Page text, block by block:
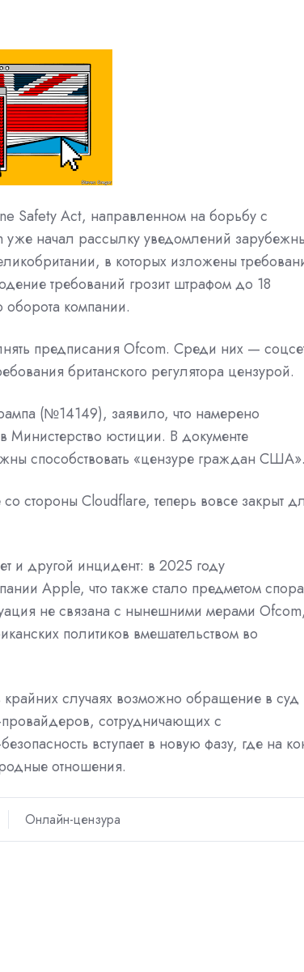
Safety Act, направленном на борьбу с
уже начал рассылку уведомлений
в которых изложены
требований грозит штрафом до 18
оборота компании.
предписания Ofcom. Среди них —
британского регулятора цензурой.
(№14149), заявило, что намерено
Министерство юстиции. В документе
способствовать «цензуре граждан США».
стороны Cloudflare, теперь вовсе закрыт
и другой инцидент: в 2025 году
Apple, что также стало предметом спора
не связана с нынешними мерами Ofcom,
политиков вмешательством во
крайних случаях возможно обращение в суд
сотрудничающих с
вступает в новую фазу, где на
отношения.
Онлайн-цензура